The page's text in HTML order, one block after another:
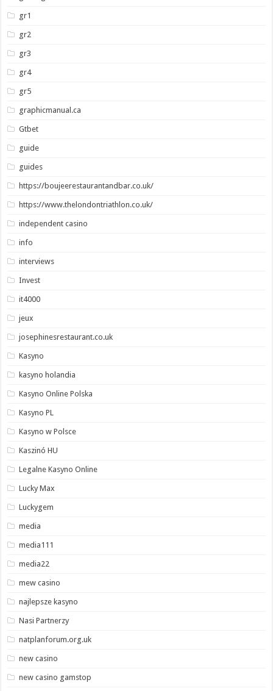
gr1
gr2
gr3
gr4
gr5
graphicmanual.ca
Gtbet
guide
guides
https://boujeerestaurantandbar.co.uk/
https://www.thelondontriathlon.co.uk/
independent casino
info
interviews
Invest
it4000
jeux
josephinesrestaurant.co.uk
Kasyno
kasyno holandia
Kasyno Online Polska
Kasyno PL
Kasyno w Polsce
Kaszinó HU
Legalne Kasyno Online
Lucky Max
Luckygem
media
media111
media22
mew casino
najlepsze kasyno
Nasi Partnerzy
natplanforum.org.uk
new casino
new casino gamstop